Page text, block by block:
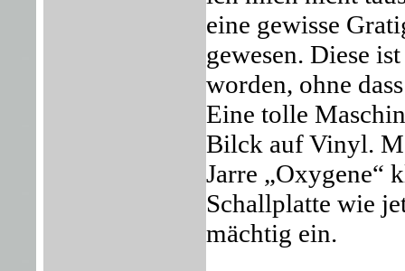
eine gewisse
gewesen. Diese
worden, ohne
Eine tolle
Bilck auf Vinyl.
Jarre „Oxygene“
Schallplatte wie
mächtig ein.